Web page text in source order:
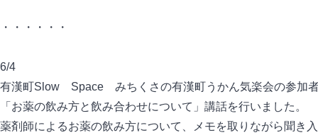
・・・・・・
6/4
有漢町Slow Space みちくさの有漢町うかん気楽会の参加
「お薬の飲み方と飲み合わせについて」講話を行いました。
薬剤師によるお薬の飲み方について、メモを取りながら聞き